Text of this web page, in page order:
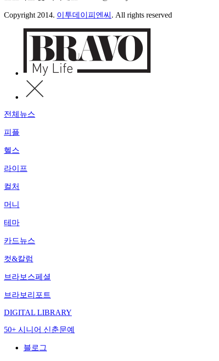
Copyright 2014. 이투데이피엔씨 . All rights reserved
전체뉴스
피플
헬스
라이프
컬처
머니
테마
카드뉴스
컷&칼럼
브라보스페셜
브라보리포트
DIGITAL LIBRARY
50+ 시니어 신춘문예
블로그